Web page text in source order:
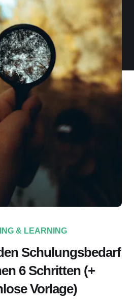
& LEARNING
Schulungsbedarf
6 Schritten (+
Vorlage)